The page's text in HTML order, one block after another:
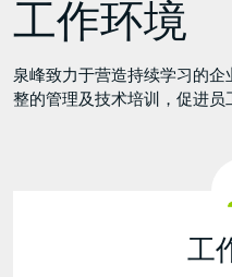
新闻中心
工作环境
泉峰致力于营造持续学习的
整的管理及技术培训，促进员
工